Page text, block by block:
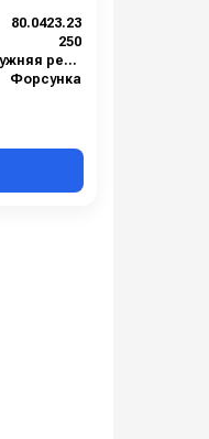
80.0423.23
250
1/4 наружняя резьба
Форсунка